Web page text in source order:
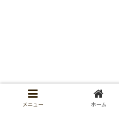
メニュー ホーム